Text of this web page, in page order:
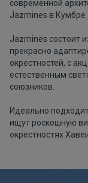
современной
Jazmines в Кумбре
Jazmines состоит
прекрасно
окрестностей, с
естественным
союзников.
Идеально
ищут роскошную
окрестностях